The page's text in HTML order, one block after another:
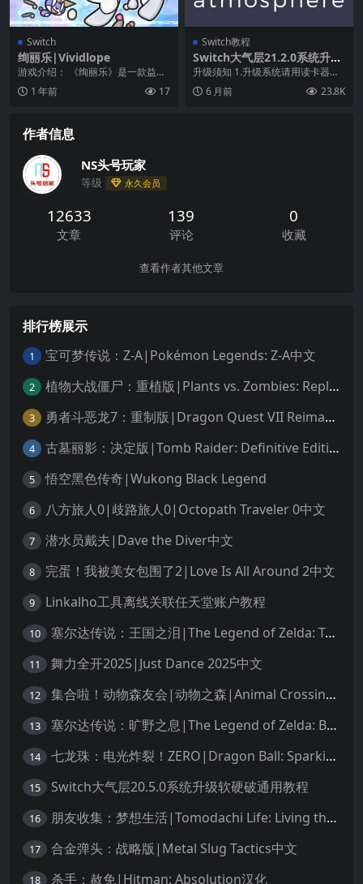
Switch
绚丽乐|Vividlope
游戏介绍： 《绚丽乐》是一款益智
街机游戏，玩家的目标是用正确的
颜色为舞台着色。踩...
1 年前 17
Switch教程
Switch大气层21.2.0系统升级
软硬破通用教程
升级须知 1.升级系统请用读卡器操
作 2.不建议用数据线传输系统文件
3.请勿使...
6 月前 23.8K
作者信息
NS头号玩家
等级 永久会员
12633
文章
139
评论
0
收藏
查看作者其他文章
排行榜展示
1 宝可梦传说：Z-A|Pokémon Legends: Z-A中文
2 植物大战僵尸：重植版|Plants vs. Zombies: Replanted中文
3 勇者斗恶龙7：重制版|Dragon Quest VII Reimagined中文
4 古墓丽影：决定版|Tomb Raider: Definitive Edition中文
5 悟空黑色传奇|Wukong Black Legend
6 八方旅人0|歧路旅人0|Octopath Traveler 0中文
7 潜水员戴夫|Dave the Diver中文
8 完蛋！我被美女包围了2|Love Is All Around 2中文
9 Linkalho工具离线关联任天堂账户教程
10 塞尔达传说：王国之泪|The Legend of Zelda: Tears of the Kingdom中文
11 舞力全开2025|Just Dance 2025中文
12 集合啦！动物森友会|动物之森|Animal Crossing: New Horizons中文
13 塞尔达传说：旷野之息|The Legend of Zelda: Breath of the Wild中文
14 七龙珠：电光炸裂！ZERO|Dragon Ball: Sparking! Zero中文
15 Switch大气层20.5.0系统升级软硬破通用教程
16 朋友收集：梦想生活|Tomodachi Life: Living the Dream中文
17 合金弹头：战略版|Metal Slug Tactics中文
18 杀手：赦免|Hitman: Absolution汉化